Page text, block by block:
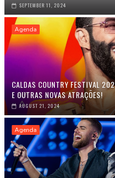
SEPTEMBER 11, 2024
Agenda
CALDAS COUNTRY FESTIVAL
E OUTRAS NOVAS ATRAÇÕES!
AUGUST 21, 2024
Agenda